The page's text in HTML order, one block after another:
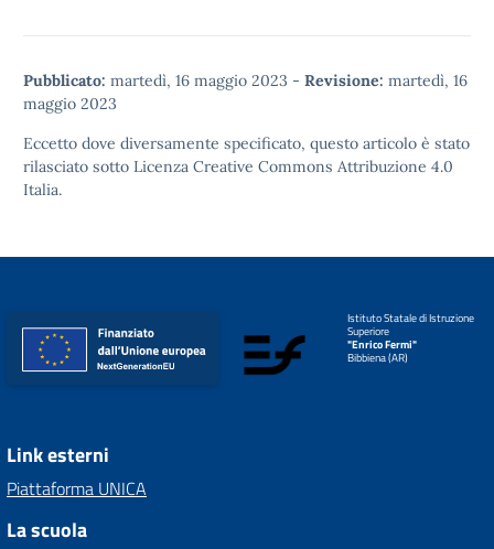
Pubblicato: martedì, 16 maggio 2023 - Revisione: martedì, 16
maggio 2023
Eccetto dove diversamente specificato, questo articolo è stato
rilasciato sotto Licenza Creative Commons Attribuzione 4.0
Italia.
Istituto Statale di Istruzione
Superiore
"Enrico Fermi"
Bibbiena (AR)
Link esterni
Piattaforma UNICA
La scuola